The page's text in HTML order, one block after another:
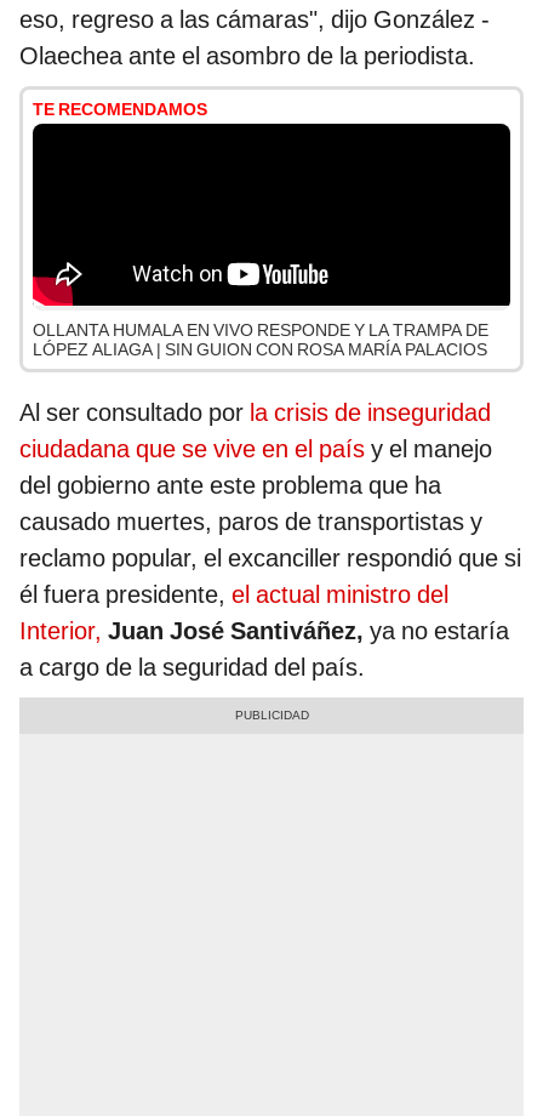
eso, regreso a las cámaras", dijo González -
Olaechea ante el asombro de la periodista.
TE RECOMENDAMOS
OLLANTA HUMALA EN VIVO RESPONDE Y LA TRAMPA DE
LÓPEZ ALIAGA | SIN GUION CON ROSA MARÍA PALACIOS
Al ser consultado por la crisis de inseguridad
ciudadana que se vive en el país y el manejo
del gobierno ante este problema que ha
causado muertes, paros de transportistas y
reclamo popular, el excanciller respondió que si
él fuera presidente, el actual ministro del
Interior, Juan José Santiváñez, ya no estaría
a cargo de la seguridad del país.